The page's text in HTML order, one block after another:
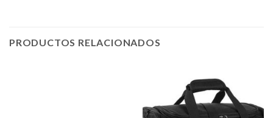
PRODUCTOS RELACIONADOS